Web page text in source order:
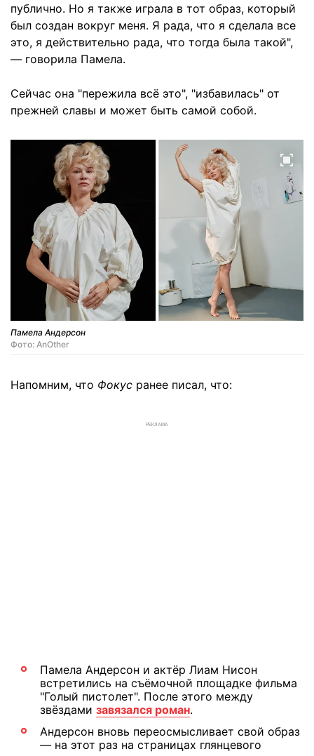
публично. Но я также играла в тот образ, который
был создан вокруг меня. Я рада, что я сделала все
это, я действительно рада, что тогда была такой",
— говорила Памела.
Сейчас она "пережила всё это", "избавилась" от
прежней славы и может быть самой собой.
Памела Андерсон
Фото: AnOther
Напомним, что Фокус ранее писал, что:
РЕКЛАМА
Памела Андерсон и актёр Лиам Нисон
встретились на съёмочной площадке фильма
"Голый пистолет". После этого между
звёздами завязался роман.
Андерсон вновь переосмысливает свой образ
— на этот раз на страницах глянцевого